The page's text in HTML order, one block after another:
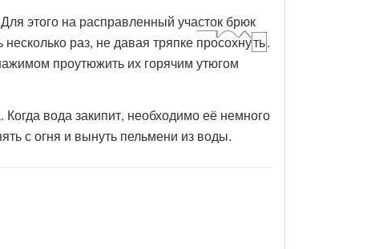
этого на расправленный участок брюк
несколько раз, не давая тряпке просохнуть.
проутюжить их горячим утюгом
Когда вода закипит, необходимо её немного
с огня и вынуть пельмени из воды.